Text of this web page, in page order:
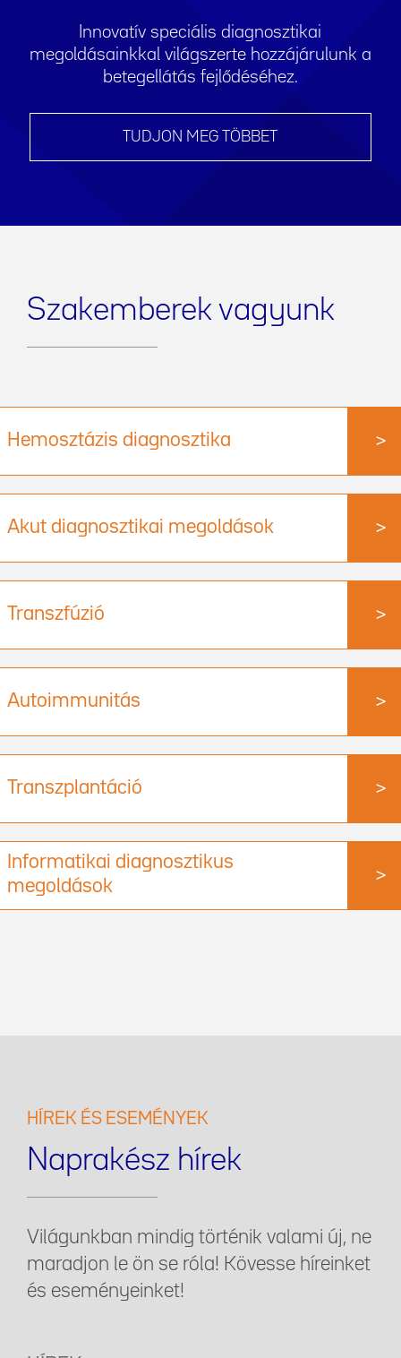
Innovatív speciális diagnosztikai
megoldásainkkal világszerte hozzájárulunk a
betegellátás fejlődéséhez.
TUDJON MEG TÖBBET
Szakemberek vagyunk
Hemosztázis diagnosztika >
Akut diagnosztikai megoldások >
Transzfúzió >
Autoimmunitás >
Transzplantáció >
Informatikai diagnosztikus
megoldások
>
HÍREK ÉS ESEMÉNYEK
Naprakész hírek
Világunkban mindig történik valami új, ne
maradjon le ön se róla! Kövesse híreinket
és eseményeinket!